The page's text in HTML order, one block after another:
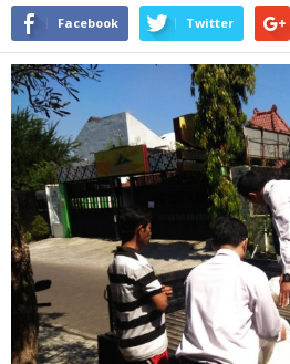
Facebook Twitter